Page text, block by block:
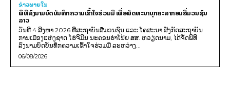
ຂ່າວພາຍ​ໃນ
ພິທີລົງນາມບົດບັນທຶກຄວາມເຂົ້າໃຈຮ່ວມມື ເພື່ອພັດທະນາບຸກຄະລາກອນສື່ມວນຊົນ
ລາວ
ວັນທີ 4 ສິງຫາ 2026 ທີ່ສະຖາບັນສື່ມວນຊົນ ແລະ ໂຄສະນາ ສັງກັດສະຖາບັນ
ການເມືອງແຫ່ງຊາດ ໂຮ່ຈິມິນ ນະຄອນຮ່າໂນ້ຍ ສສ. ຫວຽດນາມ, ໄດ້ຈັດພິທີ
ລົງນາມບົດບັນທຶກຄວາມເຂົ້າໃຈຮ່ວມມື ລະຫວ່າງ...
06/08/2026